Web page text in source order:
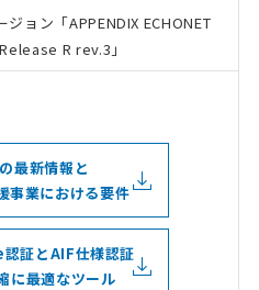
ョン「APPENDIX ECHONET
R rev.3」
最新情報と
事業における要件
証とAIF仕様認証
に最適なツール